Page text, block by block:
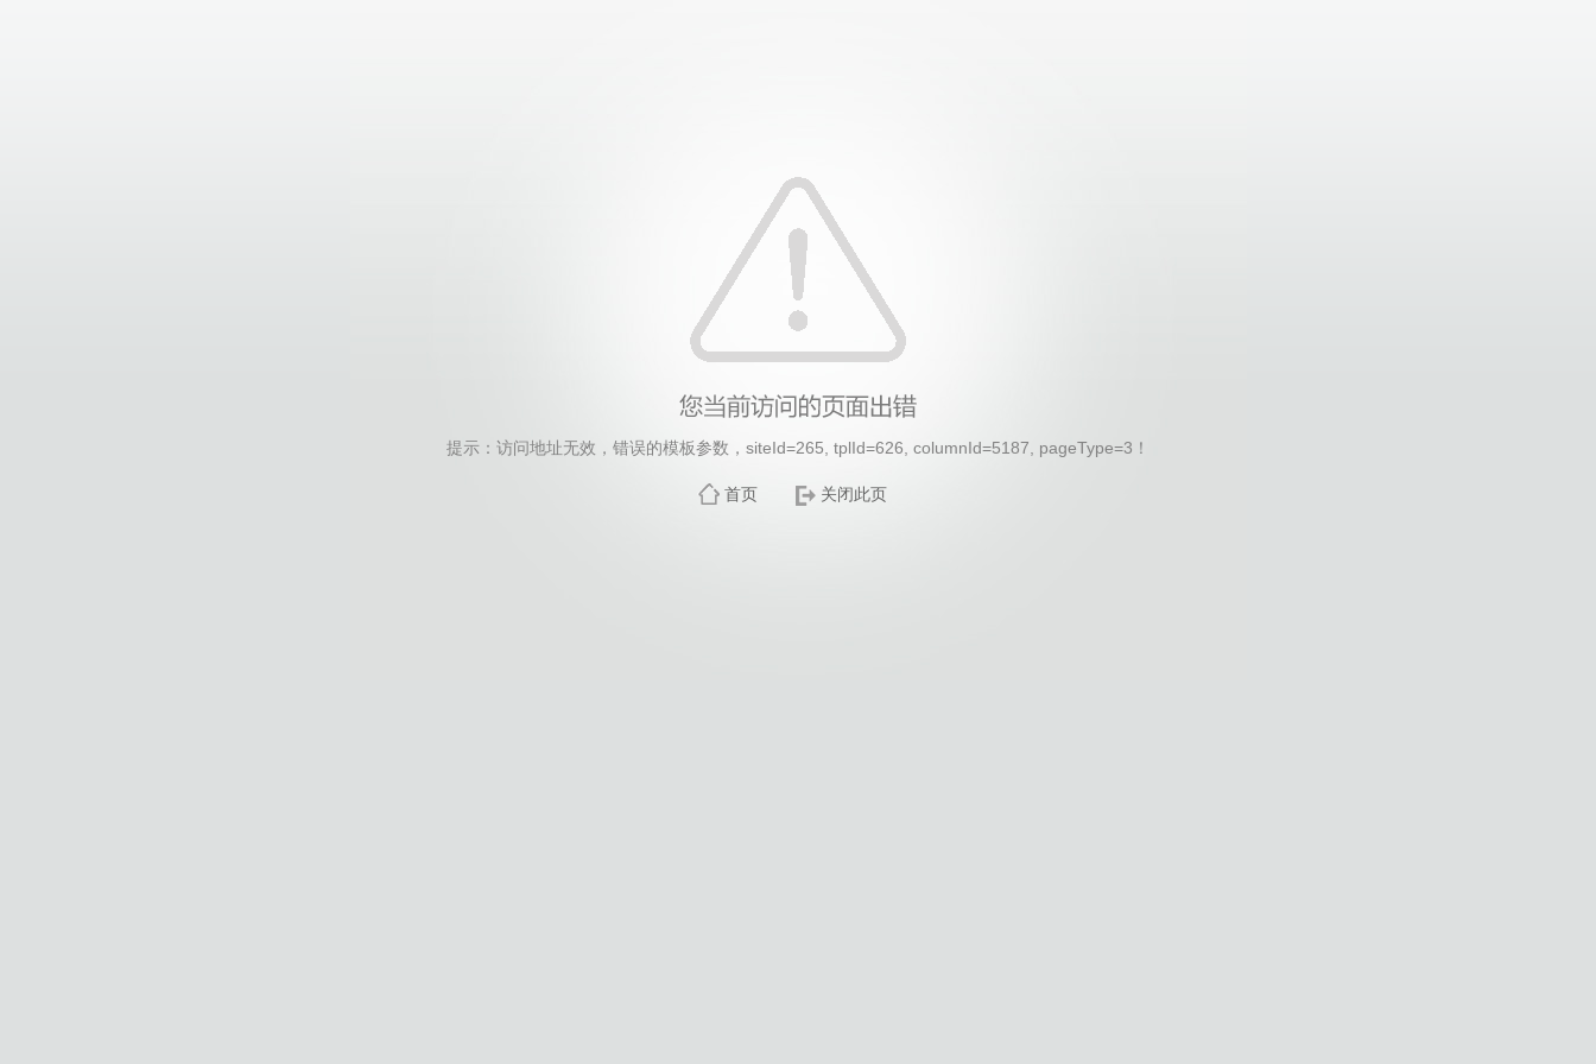
提示：访问地址无效，错误的模板参数，siteId=265, tplId=626, columnId=5187, pageType=3！
首页 关闭此页